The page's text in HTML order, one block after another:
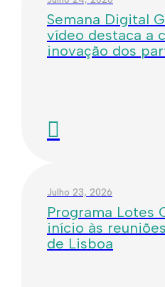
Semana Digital
vídeo destaca a
inovação dos
Julho 23, 2026
Programa Lotes
início às
de Lisboa